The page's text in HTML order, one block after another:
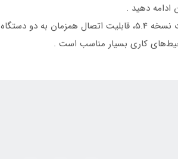
کاری بسیار مناسب است .